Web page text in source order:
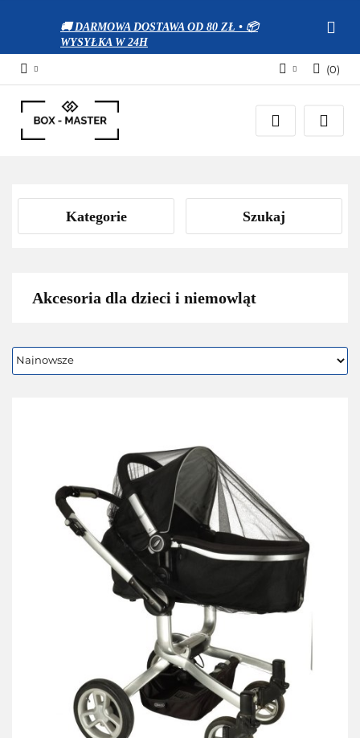
🚚 DARMOWA DOSTAWA OD 80 ZŁ • 📦
WYSYŁKA W 24H
Zaloguj się
Zarejestruj się
(0)
Kategorie Szukaj
Akcesoria dla dzieci i niemowląt